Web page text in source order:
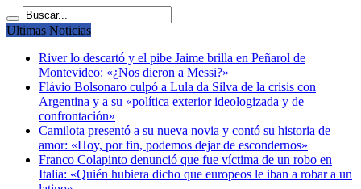
Ultimas Noticias
River lo descartó y el pibe Jaime brilla en Peñarol de
Montevideo: «¿Nos dieron a Messi?»
Flávio Bolsonaro culpó a Lula da Silva de la crisis con
Argentina y a su «política exterior ideologizada y de
confrontación»
Camilota presentó a su nueva novia y contó su historia de
amor: «Hoy, por fin, podemos dejar de escondernos»
Franco Colapinto denunció que fue víctima de un robo en
Italia: «Quién hubiera dicho que europeos le iban a robar a un